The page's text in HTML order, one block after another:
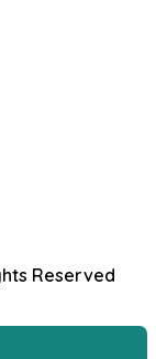
Reserved